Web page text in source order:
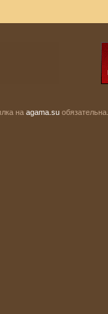
на agama.su обязательна.